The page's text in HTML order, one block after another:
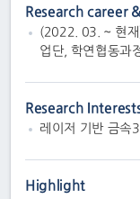
Research career
(2022. 03. ~ 현재
업단, 학연협동과
Research
레이저 기반 금속
Highlight